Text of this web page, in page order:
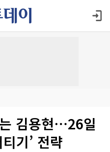
김용현⋯26일
기’ 전략